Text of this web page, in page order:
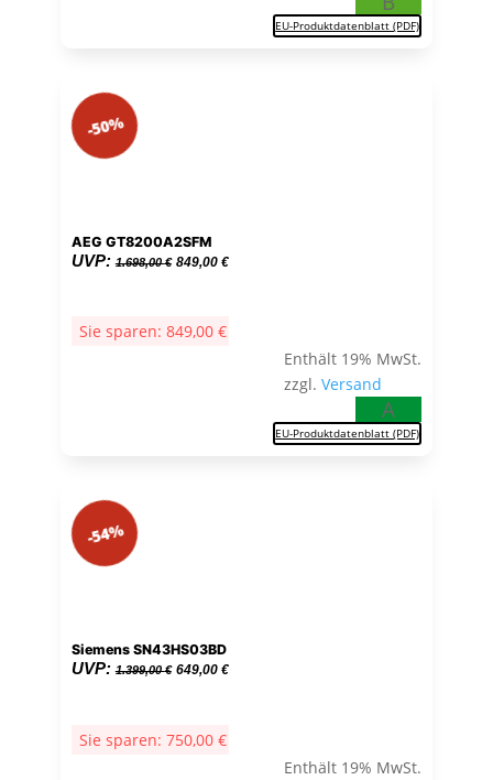
EU-Produktdatenblatt (PDF)
AEG GT8200A2SFM
UVP: 1.698,00€ Ursprünglicher
1.698,00 €
849,00 €Aktueller
Sie sparen: 849,00 €
Enthält 19% MwSt.
zzgl.Versand
A
EU-Produktdatenblatt (PDF)
-50%
Siemens SN43HS03BD
UVP: 1.399,00€ Ursprünglicher
1.399,00 €
649,00 €Aktueller
Sie sparen: 750,00 €
Enthält 19% MwSt.
-54%